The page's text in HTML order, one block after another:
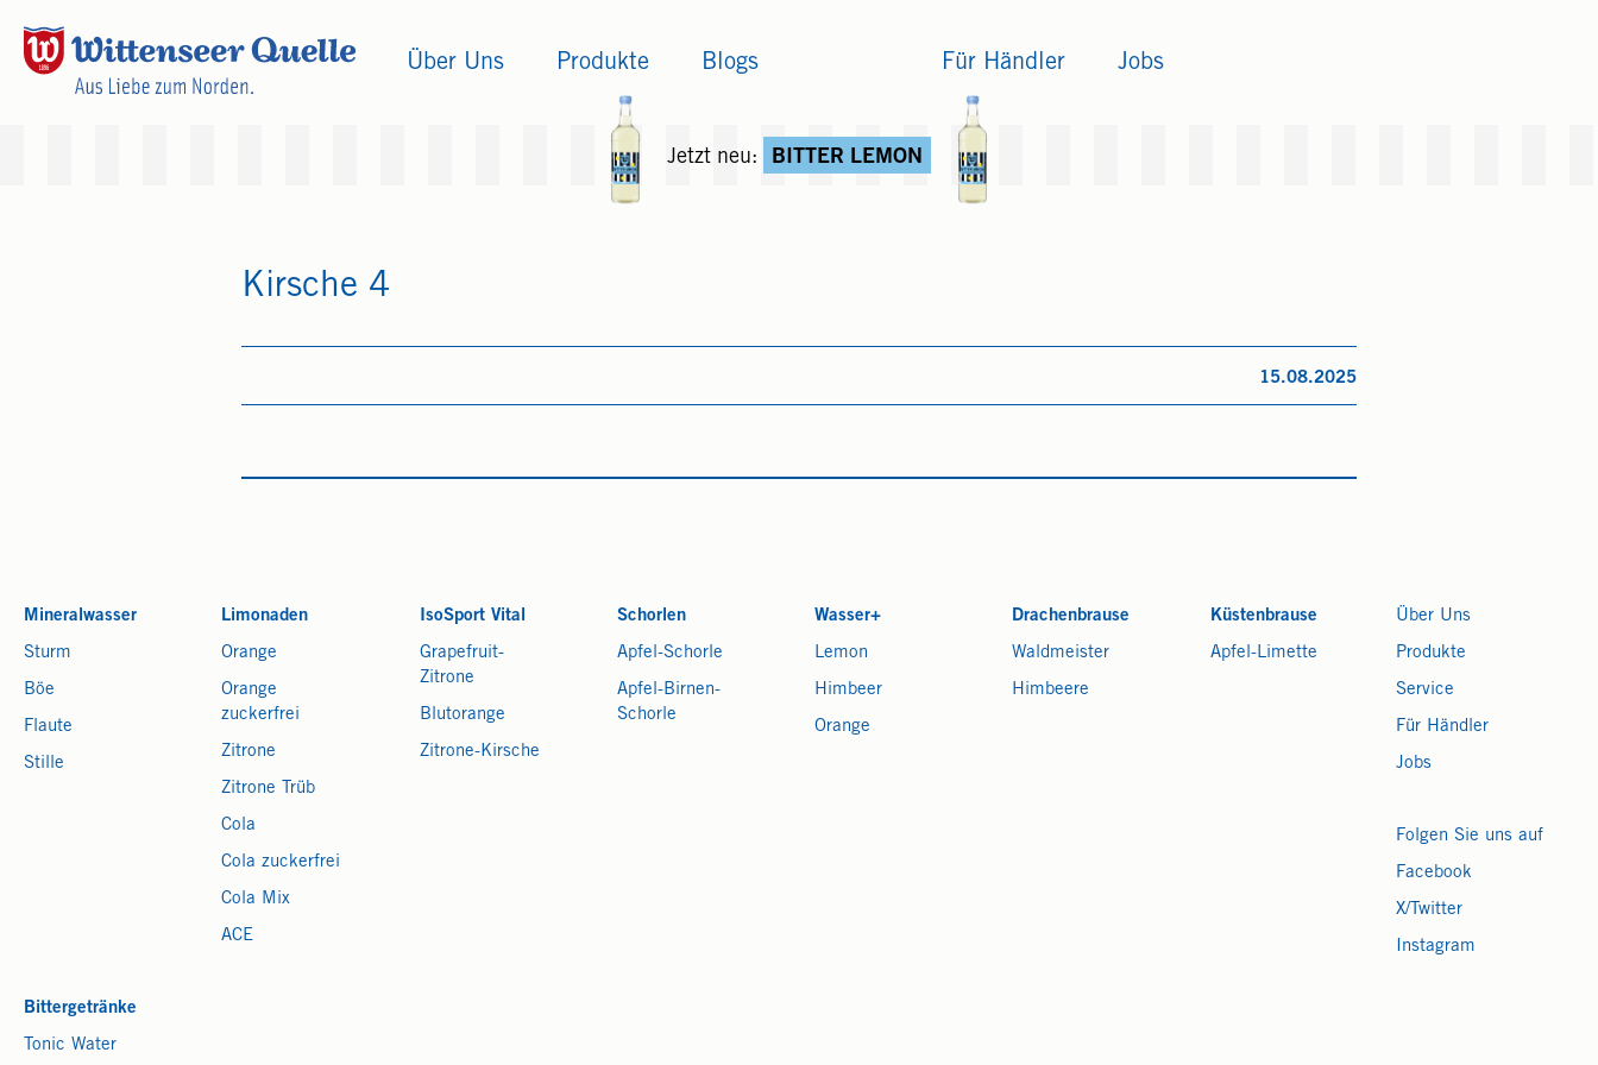
Über Uns Produkte Blogs Für Händler Jobs
Jetzt neu: BITTER LEMON
Kirsche 4
15.08.2025
Mineralwasser
Sturm
Böe
Flaute
Stille
Limonaden
Orange
Orange
zuckerfrei
Zitrone
Zitrone Trüb
Cola
Cola zuckerfrei
Cola Mix
ACE
IsoSport Vital
Grapefruit-
Zitrone
Blutorange
Zitrone-Kirsche
Schorlen
Apfel-Schorle
Apfel-Birnen-
Schorle
Wasser+
Lemon
Himbeer
Orange
Drachenbrause
Waldmeister
Himbeere
Küstenbrause
Apfel-Limette
Bittergetränke
Tonic Water
Über Uns
Produkte
Service
Für Händler
Jobs
Folgen Sie uns auf
Facebook
X/Twitter
Instagram